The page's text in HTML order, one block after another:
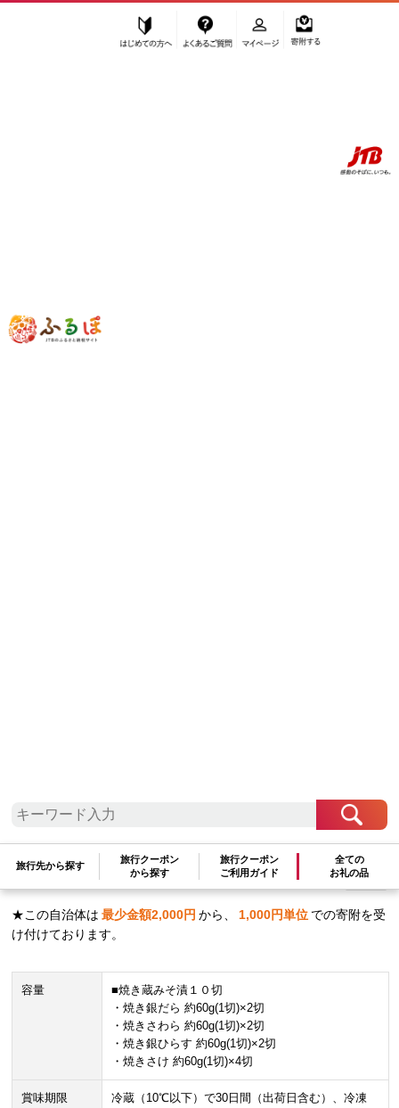
ふるぽ JTBのふるさと納税サイト
旅行先から探す
旅行クーポン
から探す
旅行クーポン
ご利用ガイド
全ての
お礼の品
暮 贈り物 贈答 内祝い 漬け魚 味噌漬け 加
工品 焼き上げ済み 着色料・保存料・うま
味調味料 魚介 海鮮 京都一の傳
30,000 数量：
★この自治体は 最少金額2,000円 から、 1,000円単位 での寄附を受
け付けております。
容量
■焼き蔵みそ漬１０切
・焼き銀だら 約60g(1切)×2切
・焼きさわら 約60g(1切)×2切
・焼き銀ひらす 約60g(1切)×2切
・焼きさけ 約60g(1切)×4切
賞味期限
冷蔵（10℃以下）で30日間（出荷日含む）、冷凍